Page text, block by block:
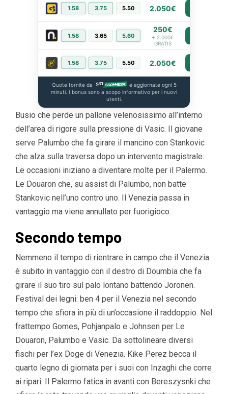
1.58 3.75 5.50 2.050€
1.58 3.65 5.60
250€
+ 2.000€
GRATIS
1.58 3.75 5.50 2.050€
Quote fornite da
e aggiornate ogni 5
minuti. I bonus sono a scopo informativo per i nuovi
utenti.
Busio che perde un pallone velenosissimo all’interno
dell’area di rigore sulla pressione di Vasic. Il giovane
serve Palumbo che fa girare il mancino con Stankovic
che alza sulla traversa dopo un intervento magistrale.
Le occasioni iniziano a diventare molte per il Palermo.
Le Douaron che, su assist di Palumbo, non batte
Stankovic nell’uno contro uno. Il Venezia passa in
vantaggio ma viene annullato per fuorigioco.
Secondo tempo
Nemmeno il tempo di rientrare in campo che il Venezia
è subito in vantaggio con il destro di Doumbia che fa
girare il suo tiro sul palo lontano battendo Joronen.
Festival dei legni: ben 4 per il Venezia nel secondo
tempo che sfiora in più di un’occasione il raddoppio. Nel
frattempo Gomes, Pohjanpalo e Johnsen per Le
Douaron, Palumbo e Vasic. Da sottolineare diversi
fischi per l’ex Doge di Venezia. Kike Perez becca il
quarto legno di giornata per i suoi con Inzaghi che corre
ai ripari. Il Palermo fatica in avanti con Bereszysnki che